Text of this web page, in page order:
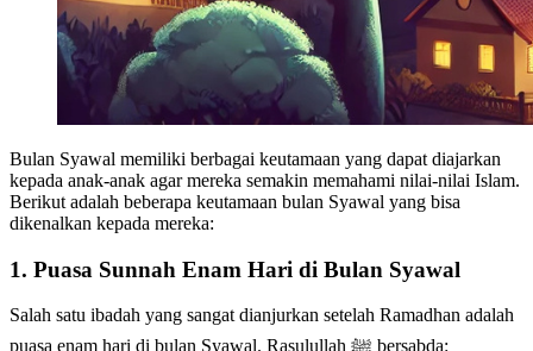
Bulan Syawal memiliki berbagai keutamaan yang dapat diajarkan
kepada anak-anak agar mereka semakin memahami nilai-nilai Islam.
Berikut adalah beberapa keutamaan bulan Syawal yang bisa
dikenalkan kepada mereka:
1. Puasa Sunnah Enam Hari di Bulan Syawal
Salah satu ibadah yang sangat dianjurkan setelah Ramadhan adalah
puasa enam hari di bulan Syawal. Rasulullah ﷺ bersabda: